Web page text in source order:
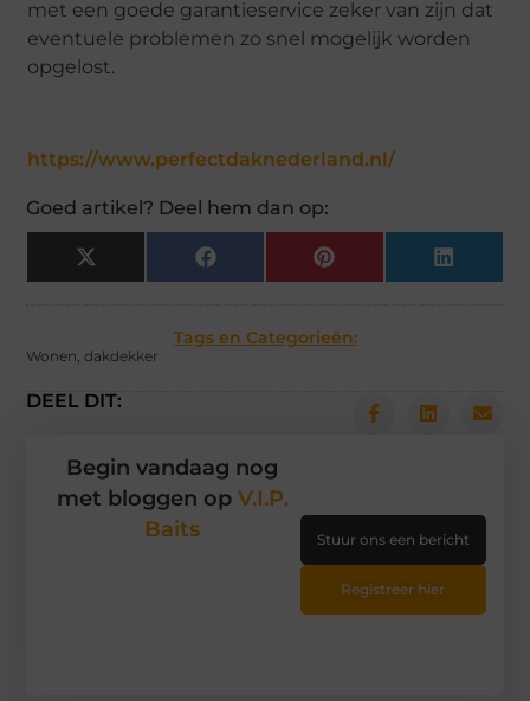
met een goede garantieservice zeker van zijn dat
eventuele problemen zo snel mogelijk worden
opgelost.
https://www.perfectdaknederland.nl/
Goed artikel? Deel hem dan op:
X
(Twitter)
Facebook Pinterest LinkedIn
Tags en Categorieën:
Wonen, dakdekker
DEEL DIT:
Begin vandaag nog
met bloggen op V.I.P.
Baits
Stuur ons een bericht
Registreer hier